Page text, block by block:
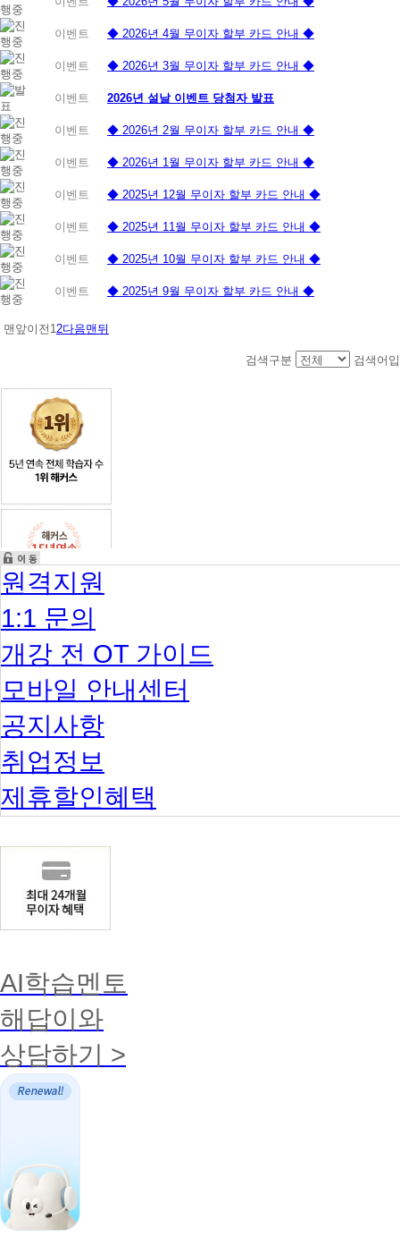
이벤트 ◆ 2026년 4월 무이자 할부 카드 안내 ◆
이벤트 ◆ 2026년 3월 무이자 할부 카드 안내 ◆
이벤트 2026년 설날 이벤트 당첨자 발표
이벤트 ◆ 2026년 2월 무이자 할부 카드 안내 ◆
이벤트 ◆ 2026년 1월 무이자 할부 카드 안내 ◆
이벤트 ◆ 2025년 12월 무이자 할부 카드 안내 ◆
이벤트 ◆ 2025년 11월 무이자 할부 카드 안내 ◆
이벤트 ◆ 2025년 10월 무이자 할부 카드 안내 ◆
이벤트 ◆ 2025년 9월 무이자 할부 카드 안내 ◆
맨앞이전 1 2다음맨뒤
검색구분 검색어
원격지원
1:1 문의
개강 전 OT 가이드
모바일 안내센터
공지사항
취업정보
제휴할인혜택
AI학습멘토
해답이와
상담하기 >